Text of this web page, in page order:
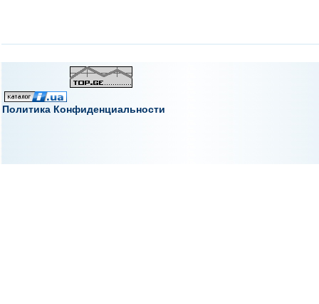
Политика Конфиденциальности